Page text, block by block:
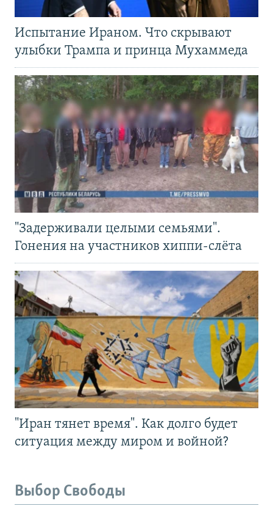
Испытание Ираном. Что скрывают
улыбки Трампа и принца Мухаммеда
"Задерживали целыми семьями".
Гонения на участников хиппи-слёта
"Иран тянет время". Как долго будет
ситуация между миром и войной?
Выбор Свободы